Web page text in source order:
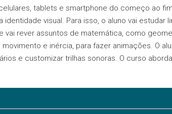
tablets e smartphone do começo ao
visual. Para isso, o aluno vai estudar
rever assuntos de matemática, como
e inércia, para fazer animações. O
e customizar trilhas sonoras. O curso